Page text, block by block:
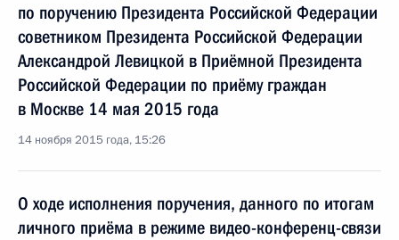
по поручению Президента Российской Федерации
советником Президента Российской Федерации
Александрой Левицкой в Приёмной Президента
Российской Федерации по приёму граждан
в Москве 14 мая 2015 года
14 ноября 2015 года, 15:26
О ходе исполнения поручения, данного по итогам
личного приёма в режиме видео-конференц-связи